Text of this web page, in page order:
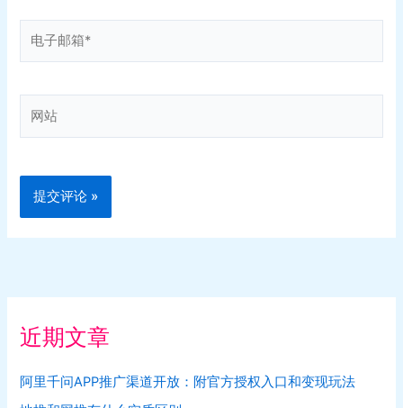
箱
站
近期文章
阿里千问APP推广渠道开放：附官方授权入口和变现玩法